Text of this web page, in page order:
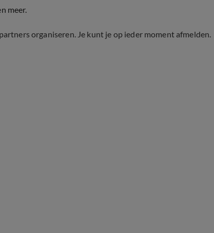
meer.
organiseren. Je kunt je op ieder moment afmelden.